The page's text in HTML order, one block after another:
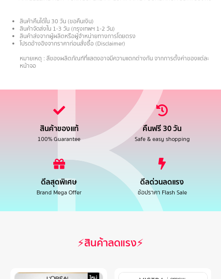
สินค้าคืนได้ใน 30 วัน (ขอคืนเงิน)
สินค้าจัดส่งใน 1-3 วัน (กรุงเทพฯ 1-2 วัน)
สินค้าส่งจากผู้ผลิตหรือผู้จำหน่ายทางการโดยตรง
โปรดอ้างอิงจากราคาก่อนสั่งซื้อ (Disclaimer)
หมายเหตุ : สีของผลิตภัณฑ์ที่แสดงอาจมีความแตกต่างกัน จากการตั้งค่าของแต่ละ
หน้าจอ
สินค้าของแท้
100% Guarantee
คืนฟรี 30 วัน
Safe & easy shopping
ดีลสุดพิเศษ
Brand Mega Offer
ดีลด่วนลดแรง
ช้อปราคา Flash Sale
⚡สินค้าลดแรง⚡